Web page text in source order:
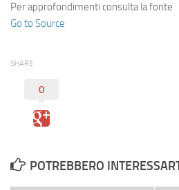
Per approfondimenti consulta la fonte
Go to Source
SHARE
0
POTREBBERO